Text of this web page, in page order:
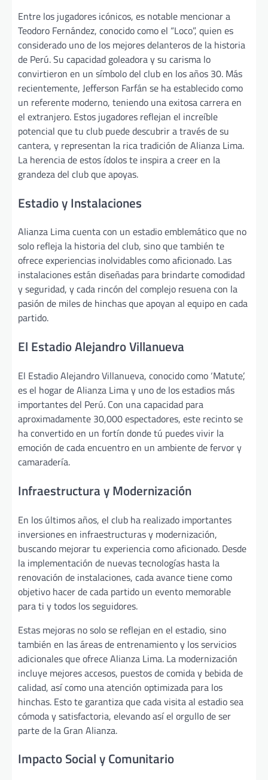
Entre los jugadores icónicos, es notable mencionar a
Teodoro Fernández, conocido como el “Loco”, quien es
considerado uno de los mejores delanteros de la historia
de Perú. Su capacidad goleadora y su carisma lo
convirtieron en un símbolo del club en los años 30. Más
recientemente, Jefferson Farfán se ha establecido como
un referente moderno, teniendo una exitosa carrera en
el extranjero. Estos jugadores reflejan el increíble
potencial que tu club puede descubrir a través de su
cantera, y representan la rica tradición de Alianza Lima.
La herencia de estos ídolos te inspira a creer en la
grandeza del club que apoyas.
Estadio y Instalaciones
Alianza Lima cuenta con un estadio emblemático que no
solo refleja la historia del club, sino que también te
ofrece experiencias inolvidables como aficionado. Las
instalaciones están diseñadas para brindarte comodidad
y seguridad, y cada rincón del complejo resuena con la
pasión de miles de hinchas que apoyan al equipo en cada
partido.
El Estadio Alejandro Villanueva
El Estadio Alejandro Villanueva, conocido como ‘Matute’,
es el hogar de Alianza Lima y uno de los estadios más
importantes del Perú. Con una capacidad para
aproximadamente 30,000 espectadores, este recinto se
ha convertido en un fortín donde tú puedes vivir la
emoción de cada encuentro en un ambiente de fervor y
camaradería.
Infraestructura y Modernización
En los últimos años, el club ha realizado importantes
inversiones en infraestructuras y modernización,
buscando mejorar tu experiencia como aficionado. Desde
la implementación de nuevas tecnologías hasta la
renovación de instalaciones, cada avance tiene como
objetivo hacer de cada partido un evento memorable
para ti y todos los seguidores.
Estas mejoras no solo se reflejan en el estadio, sino
también en las áreas de entrenamiento y los servicios
adicionales que ofrece Alianza Lima. La modernización
incluye mejores accesos, puestos de comida y bebida de
calidad, así como una atención optimizada para los
hinchas. Esto te garantiza que cada visita al estadio sea
cómoda y satisfactoria, elevando así el orgullo de ser
parte de la Gran Alianza.
Impacto Social y Comunitario